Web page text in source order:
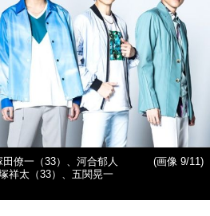
僚一（33）、河合郁人
祥太（33）、五関晃一
(画像 9/11)